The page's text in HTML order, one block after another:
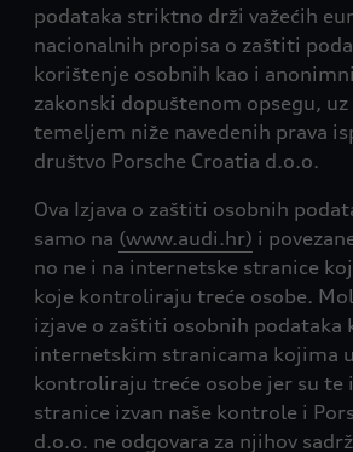
podataka striktno drži važećih
nacionalnih propisa o zaštiti
korištenje osobnih kao i
zakonski dopuštenom opsegu,
temeljem niže navedenih prava
društvo Porsche Croatia d.o.o.
Ova Izjava o zaštiti osobnih
samo na (www.audi.hr) i
no ne i na internetske stranice
koje kontroliraju treće osobe.
izjave o zaštiti osobnih podataka
internetskim stranicama kojima
kontroliraju treće osobe jer su te
stranice izvan naše kontrole i
d.o.o. ne odgovara za njihov